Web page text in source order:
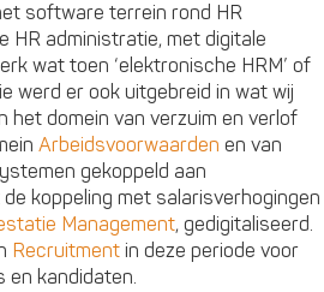
software terrein rond HR
HR administratie, met digitale
wat toen ‘elektronische HRM’ of
werd er ook uitgebreid in wat wij
het domein van verzuim en verlof
Arbeidsvoorwaarden en van
gekoppeld aan
koppeling met salarisverhogingen
Management, gedigitaliseerd.
Recruitment in deze periode voor
en kandidaten.